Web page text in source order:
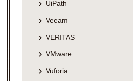
UiPath
Veeam
VERITAS
VMware
Vuforia